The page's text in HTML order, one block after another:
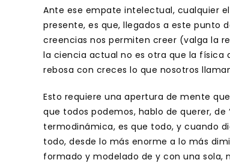
Ante ese empate intelectual, cualquier
presente, es que, llegados a este punto
creencias nos permiten creer (valga la
la ciencia actual no es otra que la física
rebosa con creces lo que nosotros
Esto requiere una apertura de mente
que todos podemos, hablo de querer,
termodinámica, es que todo, y cuando
todo, desde lo más enorme a lo más
formado y modelado de y con una sola,